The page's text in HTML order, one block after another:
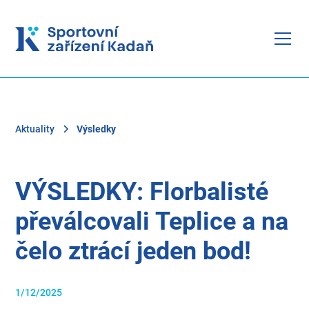
Aktuality Výsledky
VÝSLEDKY: Florbalisté
převálcovali Teplice a na
čelo ztrácí jeden bod!
1/12/2025